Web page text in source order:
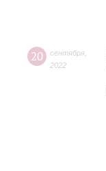
20 сентября
2022